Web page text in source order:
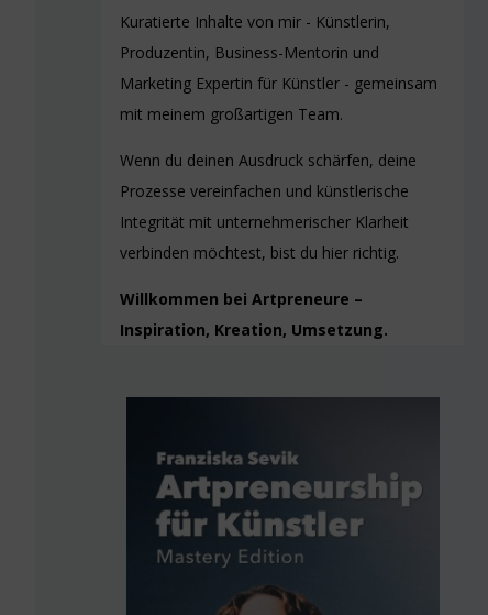
Kuratierte Inhalte von mir - Künstlerin,
Produzentin, Business-Mentorin und
Marketing Expertin für Künstler - gemeinsam
mit meinem großartigen Team.
Wenn du deinen Ausdruck schärfen, deine
Prozesse vereinfachen und künstlerische
Integrität mit unternehmerischer Klarheit
verbinden möchtest, bist du hier richtig.
Willkommen bei Artpreneure –
Inspiration, Kreation, Umsetzung.